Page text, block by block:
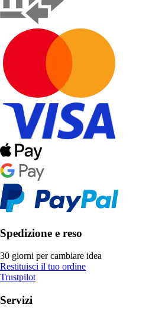
Spedizione e reso
30 giorni per cambiare idea
Restituisci il tuo ordine
Trustpilot
Servizi